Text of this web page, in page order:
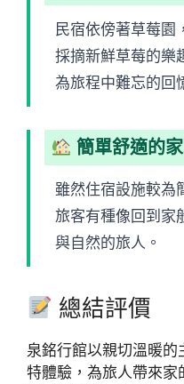
民宿依傍著草莓園
採摘新鮮草莓的樂
為旅程中難忘的回
簡單舒適的
雖然住宿設施較為
旅客有種像回到家
與自然的旅人。
總結評價
泉銘行館以親切溫暖
特體驗，為旅人帶來家